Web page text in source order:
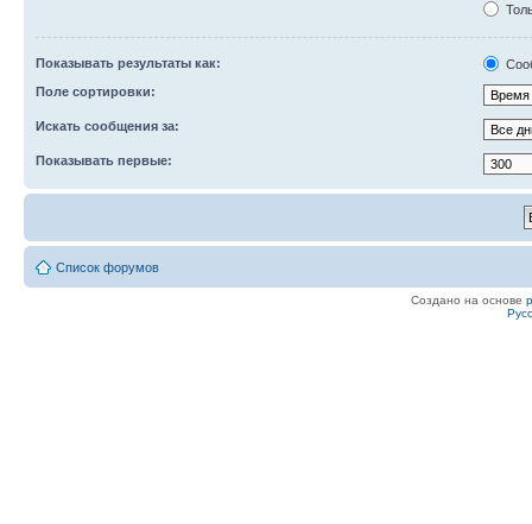
Показывать результаты как:
Поле сортировки:
Искать сообщения за:
Показывать первые:
Список форумов
Создано на основе